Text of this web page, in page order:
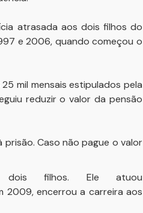
atrasada aos dois filhos do
e 2006, quando começou o
mil mensais estipulados pela
reduzir o valor da pensão
Caso não pague o valor
filhos. Ele atuou
2009, encerrou a carreira aos